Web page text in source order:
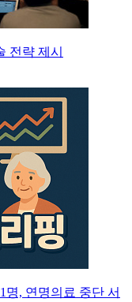
전략 제시
명, 연명의료 중단 서